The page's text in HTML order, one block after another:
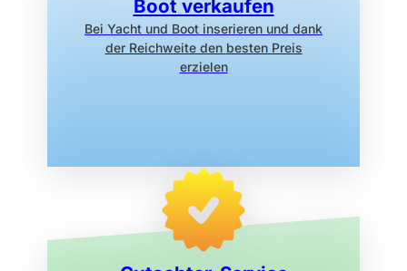
Boot verkaufen
Bei Yacht und Boot inserieren und dank
der Reichweite den besten Preis
erzielen